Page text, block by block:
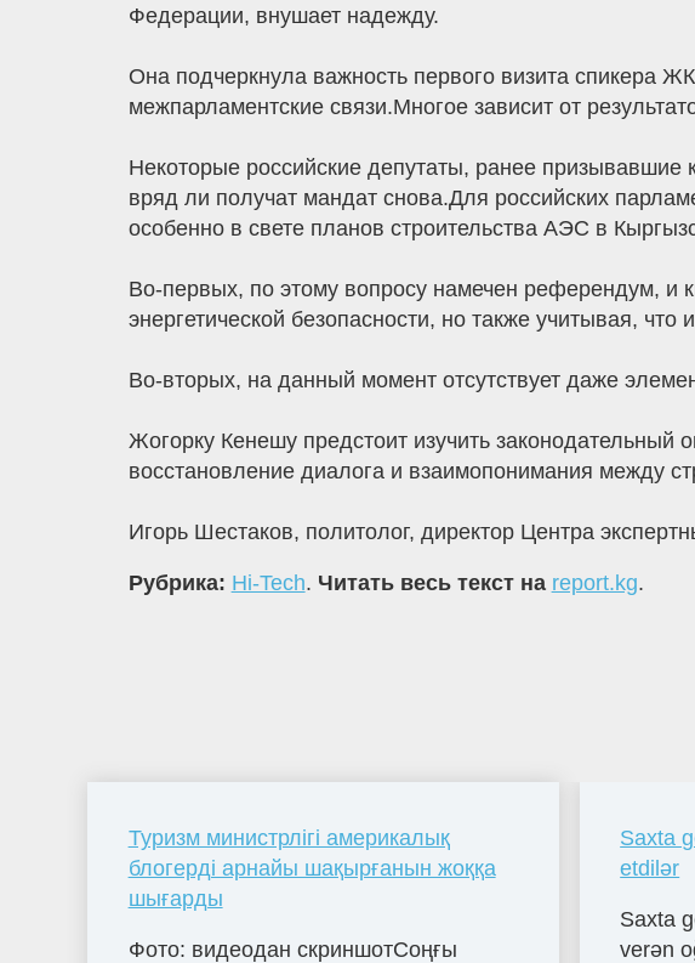
Федерации, внушает надежду.
Она подчеркнула важность первого визита спикера
межпарламентские связи.Многое зависит от
Некоторые российские депутаты, ранее
вряд ли получат мандат снова.Для российских
особенно в свете планов строительства АЭС в
Во-первых, по этому вопросу намечен референдум, и
энергетической безопасности, но также учитывая,
Во-вторых, на данный момент отсутствует даже
Жогорку Кенешу предстоит изучить
восстановление диалога и взаимопонимания между
Игорь Шестаков, политолог, директор Центра
Рубрика: Hi-Tech. Читать весь текст на report.kg.
Туризм министрлігі америкалық
блогерді арнайы шақырғанын жоққа
шығарды
Фото: видеодан скриншотСоңғы
Saxta
etdilər
Saxta
verən